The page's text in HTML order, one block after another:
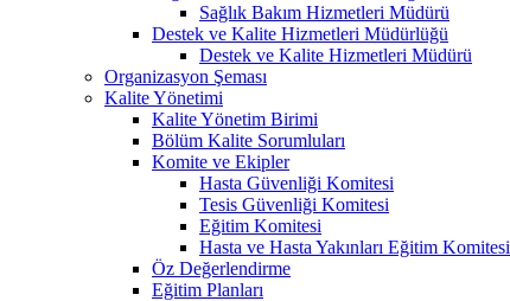
Sağlık Bakım Hizmetleri Müdürü
Destek ve Kalite Hizmetleri Müdürlüğü
Destek ve Kalite Hizmetleri Müdürü
Organizasyon Şeması
Kalite Yönetimi
Kalite Yönetim Birimi
Bölüm Kalite Sorumluları
Komite ve Ekipler
Hasta Güvenliği Komitesi
Tesis Güvenliği Komitesi
Eğitim Komitesi
Hasta ve Hasta Yakınları Eğitim Komitesi
Öz Değerlendirme
Eğitim Planları